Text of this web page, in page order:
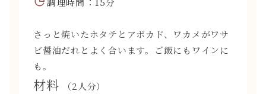
さっと焼いたホタテとアボカド、ワカメがワサ
ビ醤油だれとよく合います。ご飯にもワインに
も。
材料 （2人分）